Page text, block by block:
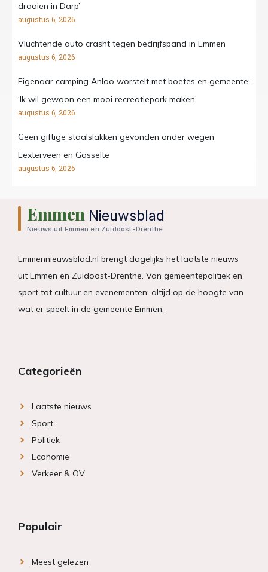
draaien in Darp’
augustus 6, 2026
Vluchtende auto crasht tegen bedrijfspand in Emmen
augustus 6, 2026
Eigenaar camping Anloo worstelt met boetes en gemeente:
‘Ik wil gewoon een mooi recreatiepark maken’
augustus 6, 2026
Geen giftige staalslakken gevonden onder wegen
Eexterveen en Gasselte
augustus 6, 2026
Emmen Nieuwsblad
Nieuws uit Emmen en Zuidoost-Drenthe
Emmennieuwsblad.nl brengt dagelijks het laatste nieuws
uit Emmen en Zuidoost-Drenthe. Van gemeentepolitiek en
sport tot cultuur en evenementen: altijd op de hoogte van
wat er speelt in de gemeente Emmen.
Categorieën
Laatste nieuws
Sport
Politiek
Economie
Verkeer & OV
Populair
Meest gelezen